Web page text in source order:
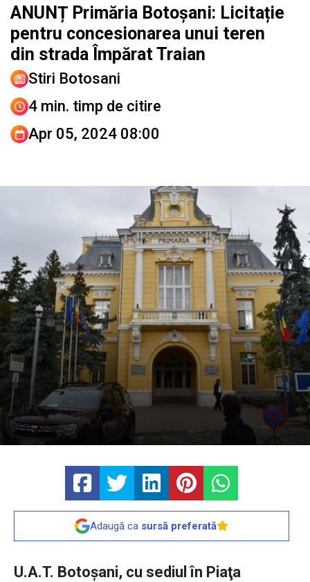
ANUNȚ Primăria Botoșani: Licitație
pentru concesionarea unui teren
din strada Împărat Traian
Stiri Botosani
4 min. timp de citire
Apr 05, 2024 08:00
Adaugă ca sursă preferată
U.A.T. Botoșani, cu sediul în Piaţa